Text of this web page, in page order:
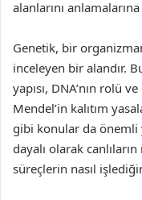
alanlarını
Genetik, bir
inceleyen bir alandır.
yapısı, DNA’nın rolü
Mendel’in kalıtım
gibi konular da önemli
dayalı olarak
süreçlerin nasıl